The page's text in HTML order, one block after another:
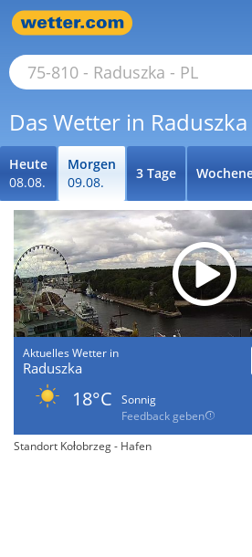
Das Wetter in
Heute
08.08.
Morgen
09.08.
3 Tage
Aktuelles Wetter in
Raduszka
18°C
Sonnig
Feedback geben
Standort Kołobrzeg - Hafen